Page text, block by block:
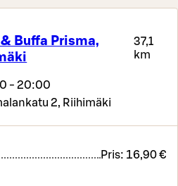
& Buffa Prisma,
37,1
km
- 20:00
2, Riihimäki
Pris: 16,90 €